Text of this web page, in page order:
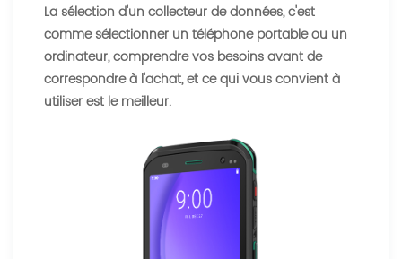
La sélection d'un collecteur de données, c'est
comme sélectionner un téléphone portable ou un
ordinateur, comprendre vos besoins avant de
correspondre à l'achat, et ce qui vous convient à
utiliser est le meilleur.